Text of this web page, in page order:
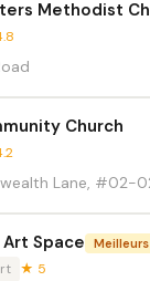
Methodist
Church
Lane, #02-
Space
★ 5